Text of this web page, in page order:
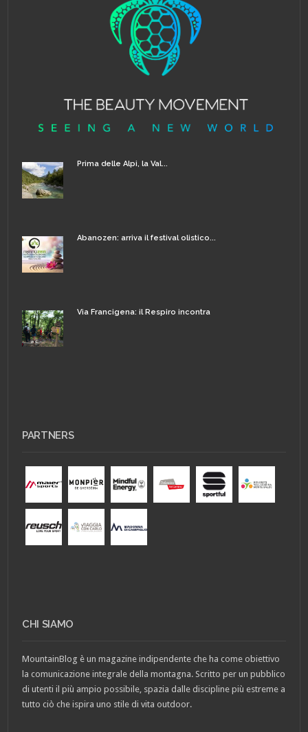
Prima delle Alpi, la Val...
Abanozen: arriva il festival olistico...
Via Francigena: il Respiro incontra
PARTNERS
CHI SIAMO
MountainBlog è un magazine indipendente che ha come obiettivo
la comunicazione integrale della montagna. Scritto per un pubblico
di utenti il più ampio possibile, spazia dalle discipline più estreme a
tutto ciò che ispira uno stile di vita outdoor.